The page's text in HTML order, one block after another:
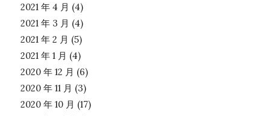
2021 年 4 月 (4)
2021 年 3 月 (4)
2021 年 2 月 (5)
2021 年 1 月 (4)
2020 年 12 月 (6)
2020 年 11 月 (3)
2020 年 10 月 (17)